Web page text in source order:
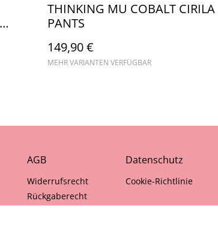
THINKING MU COBALT CIRILA
PANTS
149,90 €
MEHR VARIANTEN VERFÜGBAR
AGB
Widerrufsrecht
Rückgaberecht
Datenschutz
Cookie-Richtlinie